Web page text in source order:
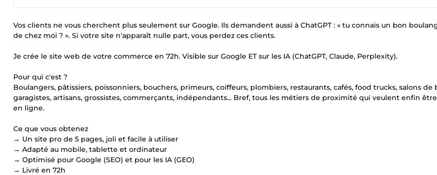
Vos clients ne vous cherchent plus seulement sur Google. Ils demandent aussi à ChatGPT : « tu connais un bon
de chez moi ? ». Si votre site n'apparaît nulle part, vous perdez ces clients.
Je crée le site web de votre commerce en 72h. Visible sur Google ET sur les IA (ChatGPT, Claude, Perplexity).
Pour qui c'est ?
Boulangers, pâtissiers, poissonniers, bouchers, primeurs, coiffeurs, plombiers, restaurants, cafés, food trucks, salons de
garagistes, artisans, grossistes, commerçants, indépendants... Bref, tous les métiers de proximité qui veulent enfin
en ligne.
Ce que vous obtenez
→ Un site pro de 5 pages, joli et facile à utiliser
→ Adapté au mobile, tablette et ordinateur
→ Optimisé pour Google (SEO) et pour les IA (GEO)
→ Livré en 72h